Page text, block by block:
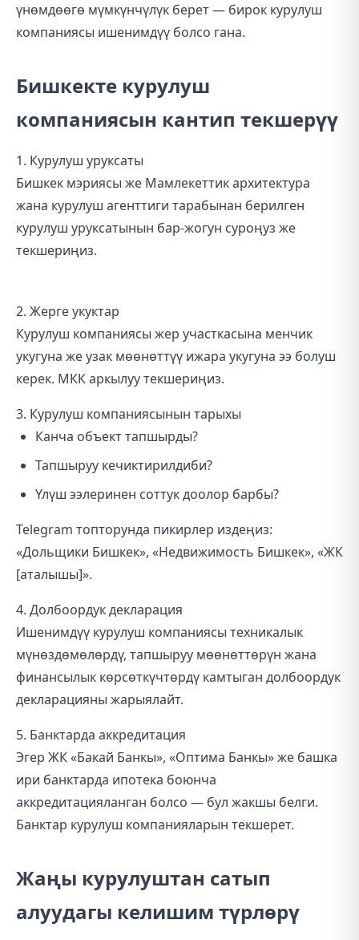
үнөмдөөгө мүмкүнчүлүк берет — бирок курулуш
компаниясы ишенимдүү болсо гана.
Бишкекте курулуш
компаниясын кантип текшерүү
1. Курулуш уруксаты
Бишкек мэриясы же Мамлекеттик архитектура
жана курулуш агенттиги тарабынан берилген
курулуш уруксатынын бар-жогун суроңуз же
текшериңиз.
2. Жерге укуктар
Курулуш компаниясы жер участкасына менчик
укугуна же узак мөөнөттүү ижара укугуна ээ болуш
керек. МКК аркылуу текшериңиз.
3. Курулуш компаниясынын тарыхы
Канча объект тапшырды?
Тапшыруу кечиктирилдиби?
Үлүш ээлеринен соттук доолор барбы?
Telegram топторунда пикирлер издеңиз:
«Дольщики Бишкек», «Недвижимость Бишкек», «ЖК
[аталышы]».
4. Долбоордук декларация
Ишенимдүү курулуш компаниясы техникалык
мүнөздөмөлөрдү, тапшыруу мөөнөттөрүн жана
финансылык көрсөткүчтөрдү камтыган долбоордук
декларацияны жарыялайт.
5. Банктарда аккредитация
Эгер ЖК «Бакай Банкы», «Оптима Банкы» же башка
ири банктарда ипотека боюнча
аккредитацияланган болсо — бул жакшы белги.
Банктар курулуш компанияларын текшерет.
Жаңы курулуштан сатып
алуудагы келишим түрлөрү